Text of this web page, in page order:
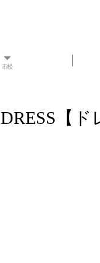
市松
DRESS【ド